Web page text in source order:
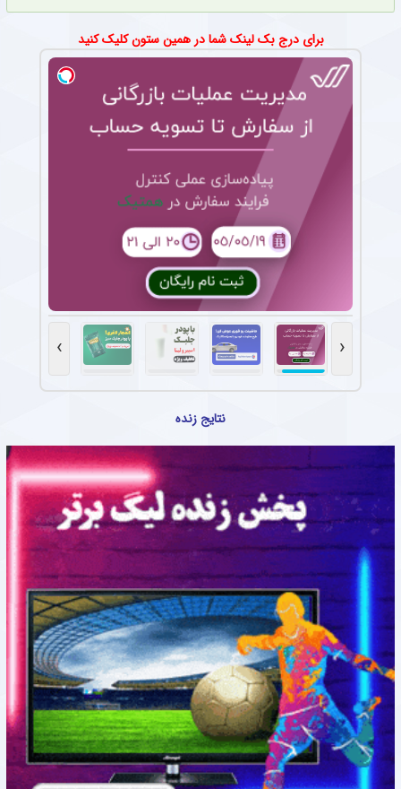
برای درج بک لینک شما در همین ستون کلیک کنید
‹
›
نتایج زنده